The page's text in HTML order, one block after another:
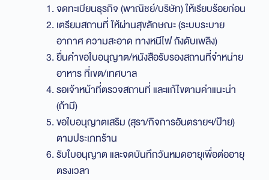
จดทะเบียนธุรกิจ (พาณิชย์/บริษัท) ให้เรียบร้อยก่อน
เตรียมสถานที่ ให้ผ่านสุขลักษณะ (ระบบระบาย
อากาศ ความสะอาด ทางหนีไฟ ถังดับเพลิง)
ยื่นคำขอใบอนุญาต/หนังสือรับรองสถานที่จำหน่าย
อาหาร ที่เขต/เทศบาล
รอเจ้าหน้าที่ตรวจสถานที่ และแก้ไขตามคำแนะนำ
(ถ้ามี)
ขอใบอนุญาตเสริม (สุรา/กิจการอันตรายฯ/ป้าย)
ตามประเภทร้าน
รับใบอนุญาต และจดบันทึกวันหมดอายุเพื่อต่ออายุ
ตรงเวลา